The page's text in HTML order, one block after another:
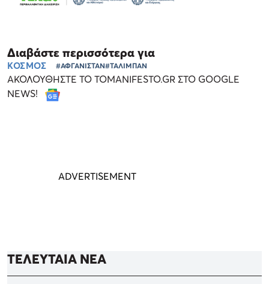
Διαβάστε περισσότερα για
ΚΟΣΜΟΣ #ΑΦΓΑΝΙΣΤΑΝ#ΤΑΛΙΜΠΑΝ
ΑΚΟΛΟΥΘΗΣΤΕ ΤΟ TOMANIFESTO.GR ΣΤΟ GOOGLE
NEWS!
ΤΕΛΕΥΤΑΙΑ ΝΕΑ